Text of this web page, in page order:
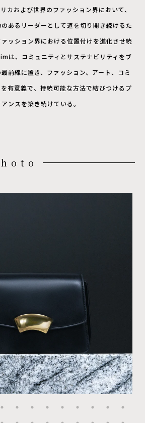
カおよび世界のファッション界において、
あるリーダーとして道を切り開き続けるた
ッション界における位置付けを進化させ続
は、コミュニティとサステナビリティをブ
前線に置き、ファッション、アート、コミ
有意義で、持続可能な方法で結びつけるプ
ンスを築き続けている。